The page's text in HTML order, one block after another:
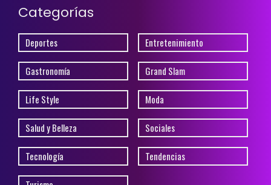
Categorías
Deportes Entretenimiento
Gastronomía Grand Slam
Life Style Moda
Salud y Belleza Sociales
Tecnología Tendencias